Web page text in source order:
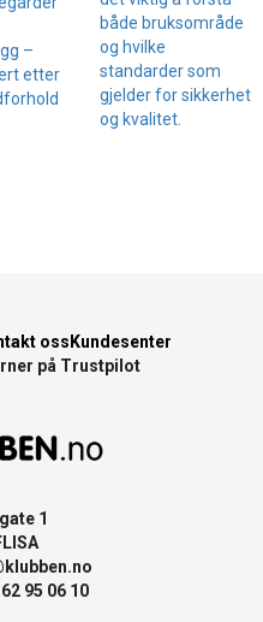
–
etter
både bruksområde
og hvilke
standarder som
gjelder for sikkerhet
og kvalitet.
oss Kundesenter
på Trustpilot
1
95 06 10